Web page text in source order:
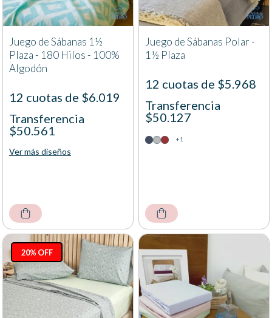
Juego de Sábanas 1½
Plaza - 180 Hilos - 100%
Algodón
12 cuotas de $6.019
Transferencia
$50.561
Ver más diseños
Juego de Sábanas Polar -
1½ Plaza
12 cuotas de $5.968
Transferencia
$50.127
+1
20% OFF